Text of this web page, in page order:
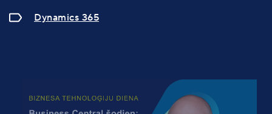
Dynamics 365